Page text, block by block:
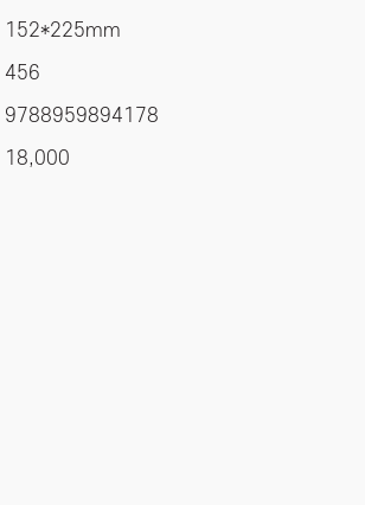
152*225mm
456
9788959894178
18,000